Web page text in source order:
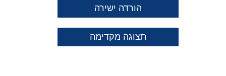
הורדה ישירה
תצוגה מקדימה